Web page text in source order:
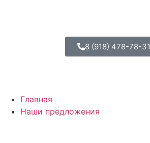
8 (918) 478-78-31
Главная
Наши предложения